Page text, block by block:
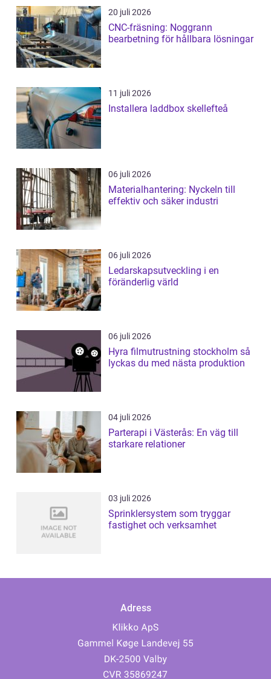
20 juli 2026
CNC-fräsning: Noggrann
bearbetning för hållbara lösningar
11 juli 2026
Installera laddbox skellefteå
06 juli 2026
Materialhantering: Nyckeln till
effektiv och säker industri
06 juli 2026
Ledarskapsutveckling i en
föränderlig värld
06 juli 2026
Hyra filmutrustning stockholm så
lyckas du med nästa produktion
04 juli 2026
Parterapi i Västerås: En väg till
starkare relationer
03 juli 2026
Sprinklersystem som tryggar
fastighet och verksamhet
Adress